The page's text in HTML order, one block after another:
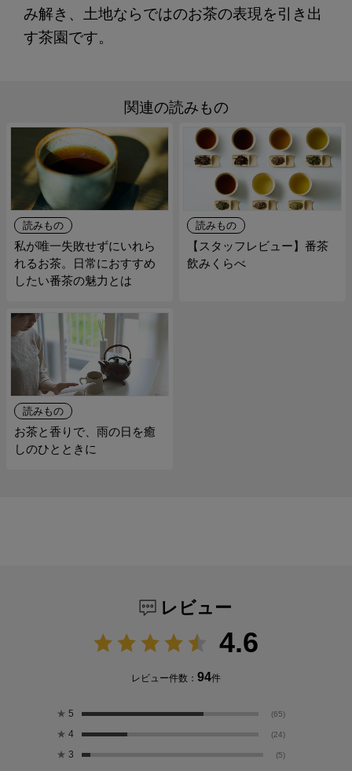
み解き、土地ならではのお茶の表現を引き出
す茶園です。
関連の読みもの
読みもの
私が唯一失敗せずにいれら
れるお茶。日常におすすめ
したい番茶の魅力とは
読みもの
【スタッフレビュー】番茶
飲みくらべ
読みもの
お茶と香りで、雨の日を癒
しのひとときに
レビュー
4.6
レビュー件数： 94件
★ 5 (65)
★ 4 (24)
★ 3 (5)